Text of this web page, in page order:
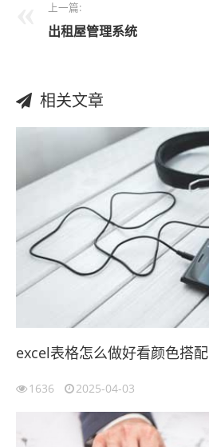
上一篇:
出租屋管理系统
相关文章
excel表格怎么做好看颜色搭配
1636 2025-04-03